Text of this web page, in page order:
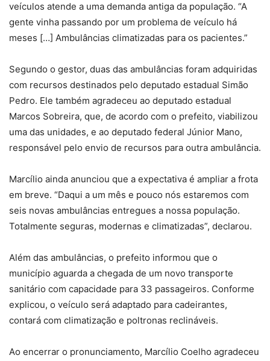
veículos atende a uma demanda antiga da população. “A
gente vinha passando por um problema de veículo há
meses […] Ambulâncias climatizadas para os pacientes.”
Segundo o gestor, duas das ambulâncias foram adquiridas
com recursos destinados pelo deputado estadual Simão
Pedro. Ele também agradeceu ao deputado estadual
Marcos Sobreira, que, de acordo com o prefeito, viabilizou
uma das unidades, e ao deputado federal Júnior Mano,
responsável pelo envio de recursos para outra ambulância.
Marcílio ainda anunciou que a expectativa é ampliar a frota
em breve. “Daqui a um mês e pouco nós estaremos com
seis novas ambulâncias entregues a nossa população.
Totalmente seguras, modernas e climatizadas”, declarou.
Além das ambulâncias, o prefeito informou que o
município aguarda a chegada de um novo transporte
sanitário com capacidade para 33 passageiros. Conforme
explicou, o veículo será adaptado para cadeirantes,
contará com climatização e poltronas reclináveis.
Ao encerrar o pronunciamento, Marcílio Coelho agradeceu